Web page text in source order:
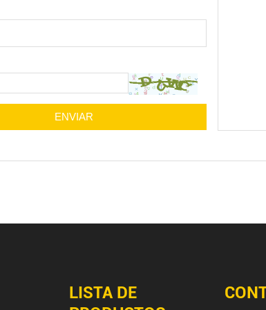
LISTA DE